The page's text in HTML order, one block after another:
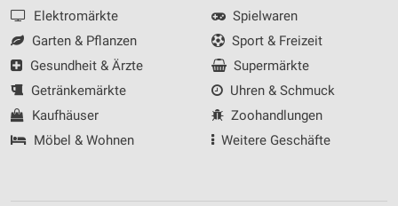
Elektromärkte
Garten & Pflanzen
Gesundheit & Ärzte
Getränkemärkte
Kaufhäuser
Möbel & Wohnen
Spielwaren
Sport & Freizeit
Supermärkte
Uhren & Schmuck
Zoohandlungen
Weitere Geschäfte